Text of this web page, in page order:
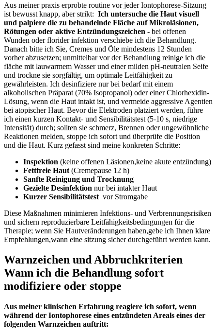
Aus ⁣meiner praxis erprobte routine⁢ vor jeder Iontophorese-Sitzung
ist bewusst knapp, aber strikt: ⁤ Ich untersuche die Haut visuell
⁣und palpiere ​die zu behandelnde Fläche auf Mikroläsionen,
Rötungen oder aktive Entzündungszeichen -⁣ bei‌ offenen⁤
Wunden ‌oder⁢ florider infektion verschiebe⁤ ich die Behandlung.
Danach bitte ich Sie, Cremes und⁢ Öle mindestens 12 ⁢Stunden
vorher abzusetzen; unmittelbar vor der⁤ Behandlung reinige ich die
‍fläche mit lauwarmem‌ Wasser⁣ und einer milden pH-neutralen Seife
und trockne sie sorgfältig,⁣ um optimale Leitfähigkeit zu
gewährleisten. Ich desinfiziere nur⁣ bei bedarf mit einem
alkoholischen ‍Präparat (70%​ Isopropanol) oder einer Chlorhexidin-
Lösung, wenn die Haut intakt ist,⁣ und vermeide aggressive Agentien
bei atopischer Haut. Bevor die Elektroden platziert werden,‌ führe
ich einen ⁤kurzen ‌Kontakt-‌ und Sensibilitätstest (5-10 s, niedrige
Intensität) durch; sollten sie schmerz, Brennen oder ungewöhnliche
Reaktionen melden, stoppe ​ich sofort ⁣und überprüfe⁢ die ‌Position⁢
und die Haut. Kurz gefasst sind⁣ meine konkreten Schritte: ​
Inspektion (keine‌ offenen ‍Läsionen,keine akute entzündung)
Fettfreie Haut ‍(Cremepause 12 h)
Sanfte Reinigung und Trocknung
Gezielte ​Desinfektion nur bei intakter Haut
Kurzer Sensibilitätstest ​ vor Stromgabe
Diese ‍Maßnahmen minimieren Infektions- und‌ Verbrennungsrisiken
und sichern‍ reproduzierbare Leitfähigkeitsbedingungen für die ​
Therapie; ‌wenn Sie Hautveränderungen haben,gebe ich Ihnen klare
Empfehlungen,wann eine ⁤sitzung ⁢sicher durchgeführt werden kann.
Warnzeichen und Abbruchkriterien
Wann ich ⁢die Behandlung sofort
modifiziere ‌oder stoppe
Aus meiner klinischen Erfahrung⁢ reagiere ⁤ich sofort, wenn
während der Iontophorese eines entzündeten ​Areals eines der
folgenden Warnzeichen auftritt: